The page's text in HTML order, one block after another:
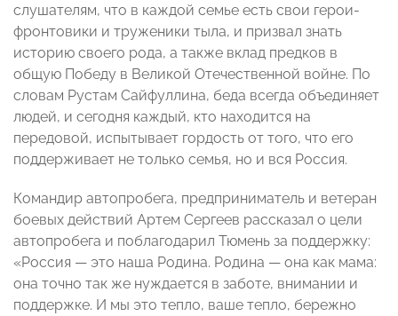
слушателям, что в каждой семье есть свои герои-
фронтовики и труженики тыла, и призвал знать
историю своего рода, а также вклад предков в
общую Победу в Великой Отечественной войне. По
словам Рустам Сайфуллина, беда всегда объединяет
людей, и сегодня каждый, кто находится на
передовой, испытывает гордость от того, что его
поддерживает не только семья, но и вся Россия.
Командир автопробега, предприниматель и ветеран
боевых действий Артем Сергеев рассказал о цели
автопробега и поблагодарил Тюмень за поддержку:
«Россия — это наша Родина. Родина — она как мама:
она точно так же нуждается в заботе, внимании и
поддержке. И мы это тепло, ваше тепло, бережно